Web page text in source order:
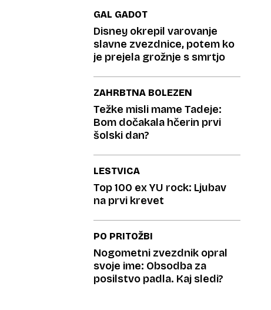
GAL GADOT
Disney okrepil varovanje
slavne zvezdnice, potem ko
je prejela grožnje s smrtjo
ZAHRBTNA BOLEZEN
Težke misli mame Tadeje:
Bom dočakala hčerin prvi
šolski dan?
LESTVICA
Top 100 ex YU rock: Ljubav
na prvi krevet
PO PRITOŽBI
Nogometni zvezdnik opral
svoje ime: Obsodba za
posilstvo padla. Kaj sledi?